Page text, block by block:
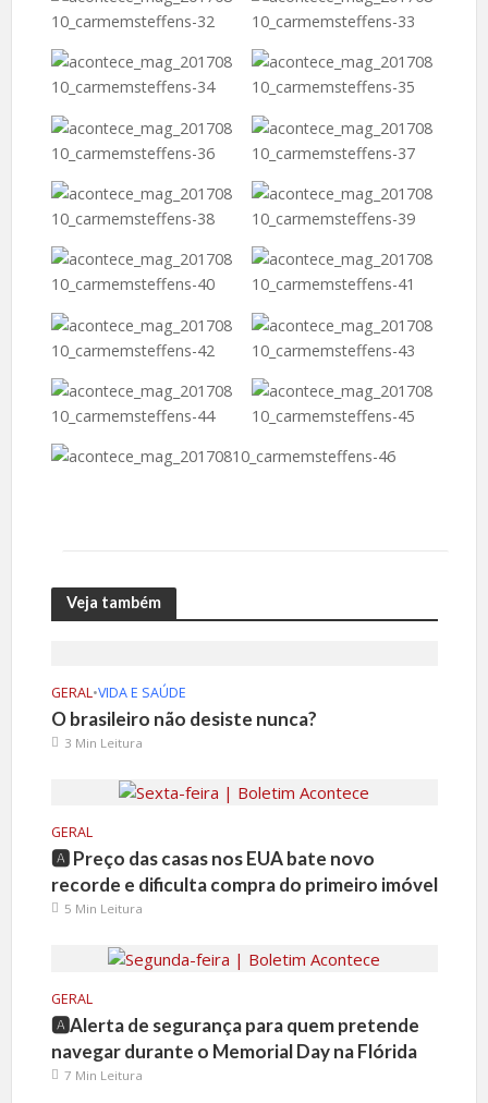
Veja também
GERAL•VIDA E SAÚDE
O brasileiro não desiste nunca?
3 Min Leitura
GERAL
🅰️ Preço das casas nos EUA bate novo
recorde e dificulta compra do primeiro imóvel
5 Min Leitura
GERAL
🅰️Alerta de segurança para quem pretende
navegar durante o Memorial Day na Flórida
7 Min Leitura